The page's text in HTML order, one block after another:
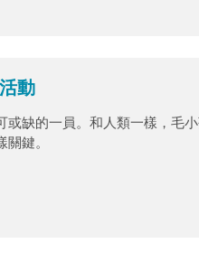
動
缺的一員。和人類一樣，毛
鍵。